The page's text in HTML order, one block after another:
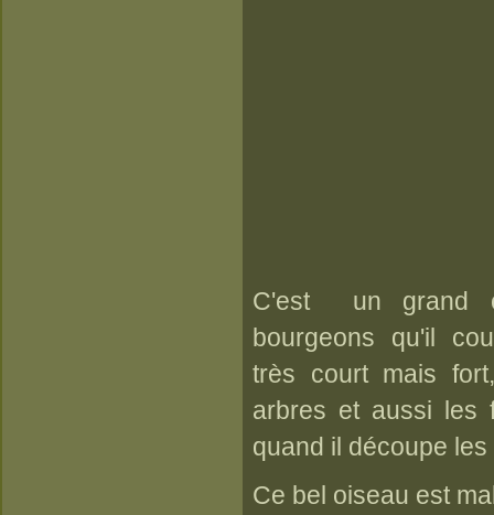
C'est un grand
bourgeons qu'il
très court mais
arbres et aussi les
quand il découpe
Ce bel oiseau est